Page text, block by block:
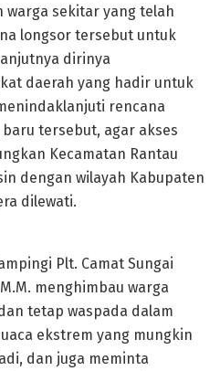
sekitar yang telah
longsor tersebut untuk
dirinya
daerah yang hadir untuk
rencana
tersebut, agar akses
Kecamatan Rantau
dengan wilayah Kabupaten
dilewati.
Plt. Camat Sungai
menghimbau warga
tetap waspada dalam
ekstrem yang mungkin
dan juga meminta